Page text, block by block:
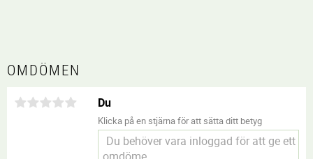
OMDÖMEN
Du
Klicka på en stjärna för att sätta ditt betyg